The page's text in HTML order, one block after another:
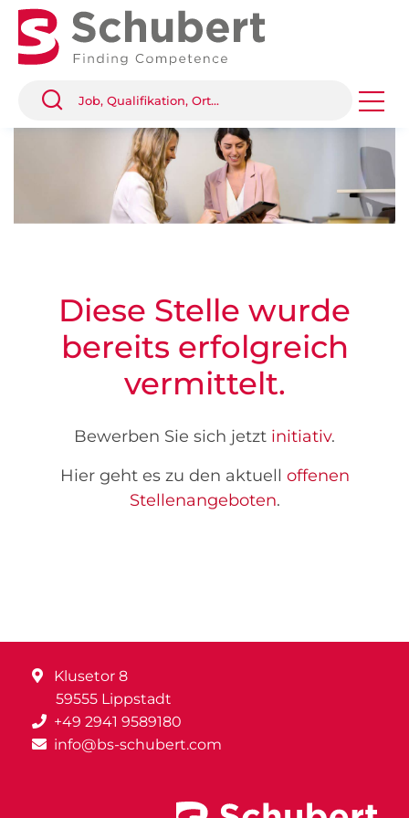
Diese Stelle wurde
bereits erfolgreich
vermittelt.
Bewerben Sie sich jetzt initiativ.
Hier geht es zu den aktuell offenen
Stellenangeboten.
Klusetor 8
59555 Lippstadt
+49 2941 9589180
info@bs-schubert.com